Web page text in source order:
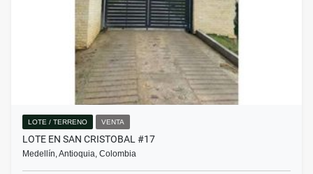
LOTE / TERRENO VENTA
LOTE EN SAN CRISTOBAL #17
Medellín, Antioquia, Colombia